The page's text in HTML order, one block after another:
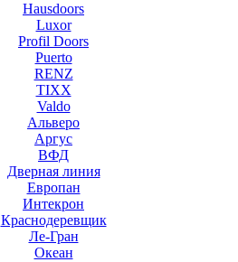
Hausdoors
Luxor
Profil Doors
Puerto
RENZ
TIXX
Valdo
Альверо
Аргус
ВФД
Дверная линия
Европан
Интекрон
Краснодеревщик
Ле-Гран
Океан